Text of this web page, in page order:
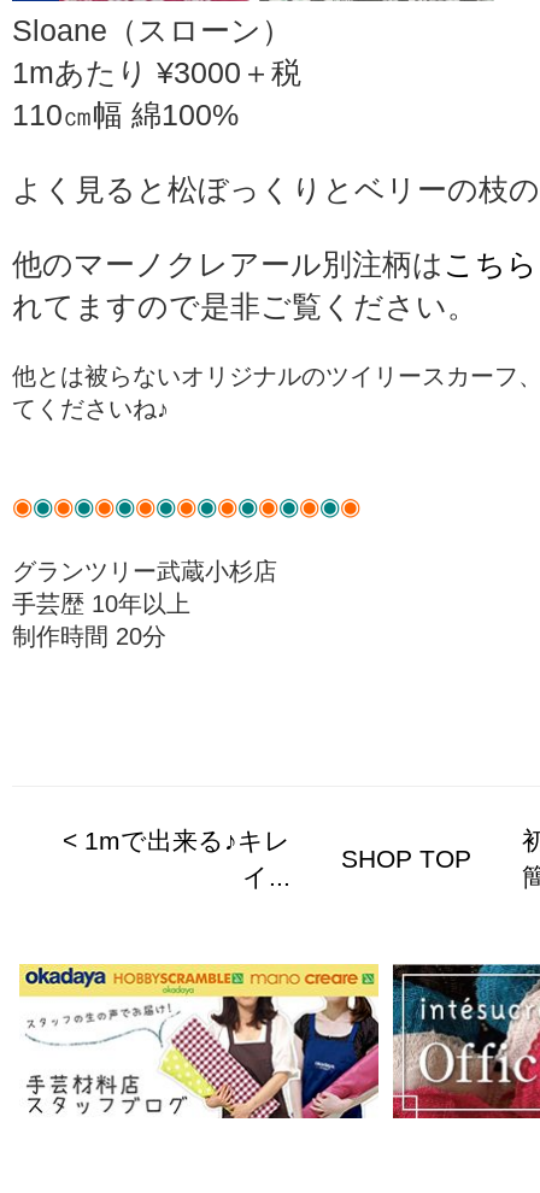
Sloane（スローン）
1mあたり ¥3000＋税
110㎝幅 綿100%
よく見ると松ぼっくりとベリーの枝
他のマーノクレアール別注柄は こちら
れてますので是非ご覧ください。
他とは被らないオリジナルのツイリースカーフ
てくださいね♪
◉◉◉◉◉◉◉◉◉◉◉◉◉◉◉◉◉
グランツリー武蔵小杉店
手芸歴 10年以上
制作時間 20分
< 1mで出来る♪キレ
イ...
SHOP TOP